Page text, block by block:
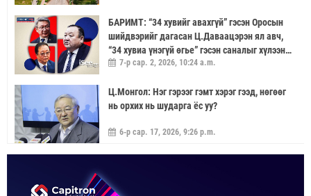
БАРИМТ: “34 хувийг авахгүй” гэсэн Оросын
шийдвэрийг дагасан Ц.Даваацэрэн ял авч,
“34 хувиа үнэгүй өгье” гэсэн саналыг хүлээн
аваагүй хүмүүс хариуцлагагүй үлдэв
7-р сар. 2, 2026, 10:24 a.m.
Ц.Монгол: Нэг гэрээг гэмт хэрэг гээд, нөгөөг
нь орхих нь шударга ёс уу?
6-р сар. 17, 2026, 9:26 p.m.
ҮЙЛДВЭРИЙН ХЭДЭН ХУВИЙГ ЭЗЭМШИХ ВЭ